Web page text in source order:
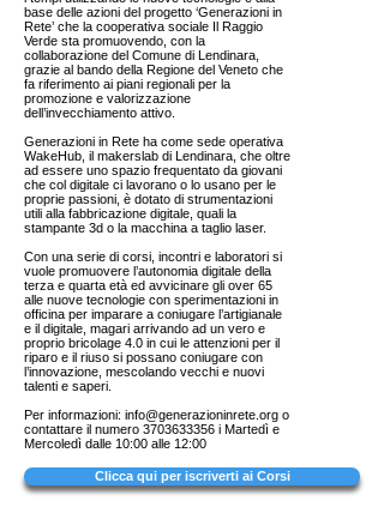
base delle azioni del progetto ‘Generazioni in
Rete’ che la cooperativa sociale Il Raggio
Verde sta promuovendo, con la
collaborazione del Comune di Lendinara,
grazie al bando della Regione del Veneto che
fa riferimento ai piani regionali per la
promozione e valorizzazione
dell’invecchiamento attivo.
Generazioni in Rete ha come sede operativa
WakeHub, il makerslab di Lendinara, che oltre
ad essere uno spazio frequentato da giovani
che col digitale ci lavorano o lo usano per le
proprie passioni, è dotato di strumentazioni
utili alla fabbricazione digitale, quali la
stampante 3d o la macchina a taglio laser.
Con una serie di corsi, incontri e laboratori si
vuole promuovere l’autonomia digitale della
terza e quarta età ed avvicinare gli over 65
alle nuove tecnologie con sperimentazioni in
officina per imparare a coniugare l’artigianale
e il digitale, magari arrivando ad un vero e
proprio bricolage 4.0 in cui le attenzioni per il
riparo e il riuso si possano coniugare con
l’innovazione, mescolando vecchi e nuovi
talenti e saperi.
Per informazioni: info@generazioninrete.org o
contattare il numero 3703633356 i Martedì e
Mercoledì dalle 10:00 alle 12:00
Clicca qui per iscriverti ai Corsi